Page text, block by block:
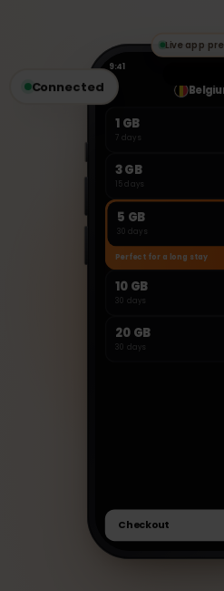
pour passer des appels
messages.